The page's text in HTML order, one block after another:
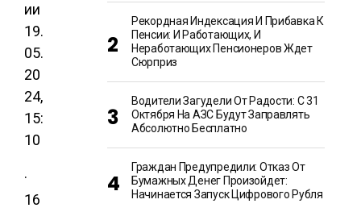
ии
19.
05.
20
24,
15:
10
·
16
Рекордная Индексация И Прибавка К
Пенсии: И Работающих, И
Неработающих Пенсионеров Ждет
Сюрприз
Водители Загудели От Радости: С 31
Октября На АЗС Будут Заправлять
Абсолютно Бесплатно
Граждан Предупредили: Отказ От
Бумажных Денег Произойдет:
Начинается Запуск Цифрового Рубля